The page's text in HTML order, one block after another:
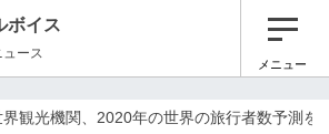
ボイス
ース
メニュー
界観光機関、2020年の世界の旅行者数予測を